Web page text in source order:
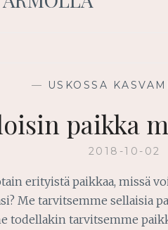
— USKOSSA
paikka
2018-10-02
erityistä paikkaa, missä
Me tarvitsemme sellaisia
todellakin tarvitsemme